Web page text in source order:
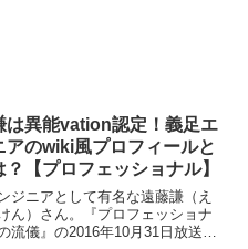
は異能vation認定！義足エ
アのwiki風プロフィールと
？【プロフェッショナル】
ジニアとして有名な遠藤謙（え
ん）さん。『プロフェッショナ
流儀』の2016年10月31日放送分